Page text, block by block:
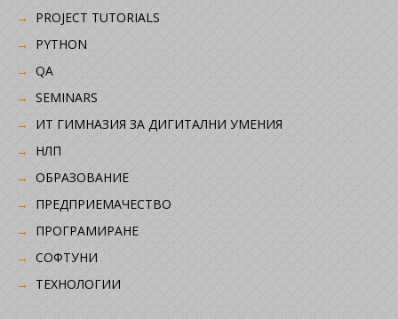
PROJECT TUTORIALS
PYTHON
QA
SEMINARS
ИТ ГИМНАЗИЯ ЗА ДИГИТАЛНИ УМЕНИЯ
НЛП
ОБРАЗОВАНИЕ
ПРЕДПРИЕМАЧЕСТВО
ПРОГРАМИРАНЕ
СОФТУНИ
ТЕХНОЛОГИИ